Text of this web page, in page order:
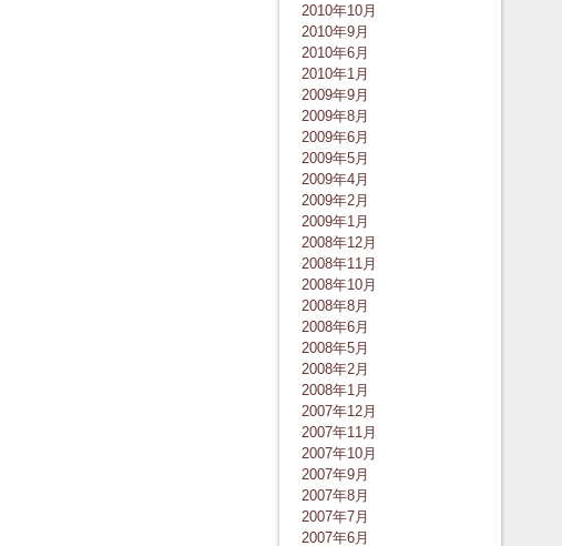
2010年10月
2010年9月
2010年6月
2010年1月
2009年9月
2009年8月
2009年6月
2009年5月
2009年4月
2009年2月
2009年1月
2008年12月
2008年11月
2008年10月
2008年8月
2008年6月
2008年5月
2008年2月
2008年1月
2007年12月
2007年11月
2007年10月
2007年9月
2007年8月
2007年7月
2007年6月